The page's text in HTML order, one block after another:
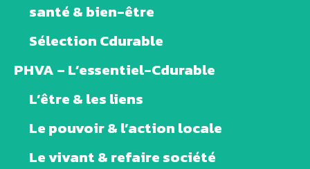
santé & bien-être
Sélection Cdurable
PHVA – L’essentiel-Cdurable
L’être & les liens
Le pouvoir & l’action locale
Le vivant & refaire société